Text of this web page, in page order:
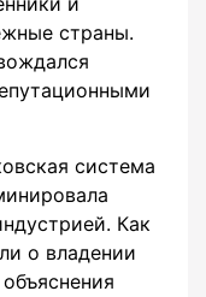
страны.
система
Как
о владении